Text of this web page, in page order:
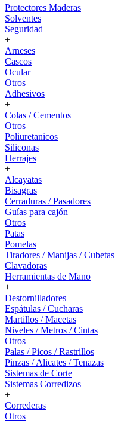
Protectores Maderas
Solventes
Seguridad
+
Arneses
Cascos
Ocular
Otros
Adhesivos
+
Colas / Cementos
Otros
Poliuretanicos
Siliconas
Herrajes
+
Alcayatas
Bisagras
Cerraduras / Pasadores
Guías para cajón
Otros
Patas
Pomelas
Tiradores / Manijas / Cubetas
Clavadoras
Herramientas de Mano
+
Destornilladores
Espátulas / Cucharas
Martillos / Macetas
Niveles / Metros / Cintas
Otros
Palas / Picos / Rastrillos
Pinzas / Alicates / Tenazas
Sistemas de Corte
Sistemas Corredizos
+
Correderas
Otros